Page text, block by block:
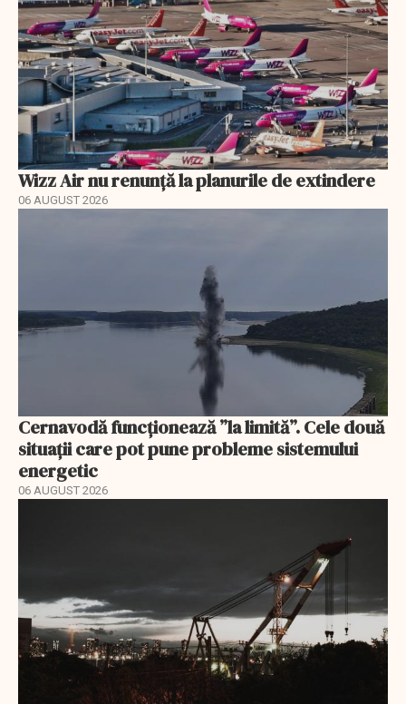
Wizz Air nu renunță la planurile de extindere
06 AUGUST 2026
Cernavodă funcționează ”la limită”. Cele două
situații care pot pune probleme sistemului
energetic
06 AUGUST 2026